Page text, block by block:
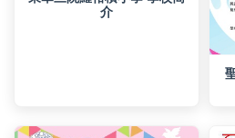
介